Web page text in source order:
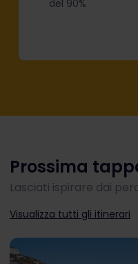
del 90%
Prossima
Lasciati ispirare dai
Visualizza tutti gli itinerari